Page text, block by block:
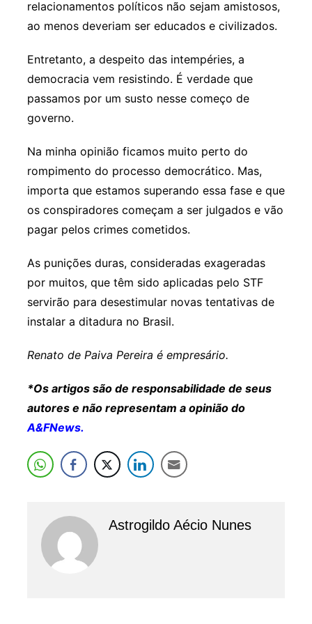
relacionamentos políticos não sejam amistosos,
ao menos deveriam ser educados e civilizados.
Entretanto, a despeito das intempéries, a
democracia vem resistindo. É verdade que
passamos por um susto nesse começo de
governo.
Na minha opinião ficamos muito perto do
rompimento do processo democrático. Mas,
importa que estamos superando essa fase e que
os conspiradores começam a ser julgados e vão
pagar pelos crimes cometidos.
As punições duras, consideradas exageradas
por muitos, que têm sido aplicadas pelo STF
servirão para desestimular novas tentativas de
instalar a ditadura no Brasil.
Renato de Paiva Pereira é empresário.
*Os artigos são de responsabilidade de seus
autores e não representam a opinião do
A&FNews.
Astrogildo Aécio Nunes